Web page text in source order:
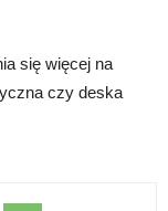
się więcej na
czy deska